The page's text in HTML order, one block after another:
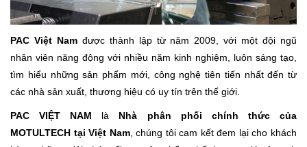
PAC Việt Nam được thành lập từ năm 2009, với một đội ngũ
nhân viên năng động với nhiều năm kinh nghiệm, luôn sáng tạo,
tìm hiểu những sản phẩm mới, công nghệ tiên tiến nhất đến từ
các nhà sản xuất, thương hiệu có uy tín trên thế giới.
PAC VIỆT NAM là Nhà phân phối chính thức của
MOTULTECH tại Việt Nam, chúng tôi cam kết đem lại cho khách